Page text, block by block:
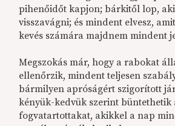
pihenőidőt kapjon; bárkitől lop,
visszavágni; és mindent elvesz,
kevés számára majdnem mindent
Megszokás már, hogy a rabokat
ellenőrzik, mindent teljesen
bármilyen apróságért szigorított
kényük-kedvük szerint büntethetik
fogvatartottakat, akikkel a nap